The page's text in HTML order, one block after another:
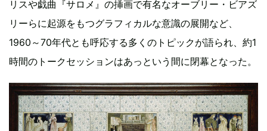
リスや戯曲『サロメ』の挿画で有名なオーブリー・ビアズ
リーらに起源をもつグラフィカルな意識の展開など、
1960～70年代とも呼応する多くのトピックが語られ、約1
時間のトークセッションはあっという間に閉幕となった。